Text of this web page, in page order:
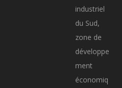
industriel
du Sud,
zone de
développe
ment
économiq